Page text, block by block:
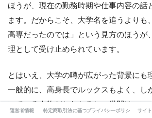
ほうが、現在の勤務時期や仕事内容の話
ます。だからこそ、大学名を追うよりも
高専だったのでは」という見方のほうが
理として受け止められています。
とはいえ、大学の噂が広がった背景にも
一般的に、高身長でルックスもよく、し
いている人物だとわかると、世間はつい
運営者情報 特定商取引法に基づく表記プライバシーポリシー サイ